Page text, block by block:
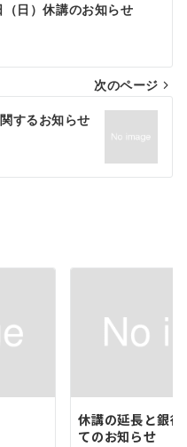
日）休講のお知らせ
次のページ
するお知らせ
休講の延長と銀
てのお知らせ